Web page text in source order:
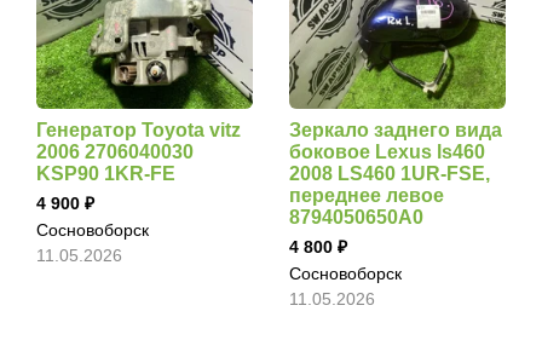
Генератор Toyota vitz
2006 2706040030
KSP90 1KR-FE
4 900
Сосновоборск
11.05.2026
Зеркало заднего вида
боковое Lexus ls460
2008 LS460 1UR-FSE,
переднее левое
8794050650A0
4 800
Сосновоборск
11.05.2026